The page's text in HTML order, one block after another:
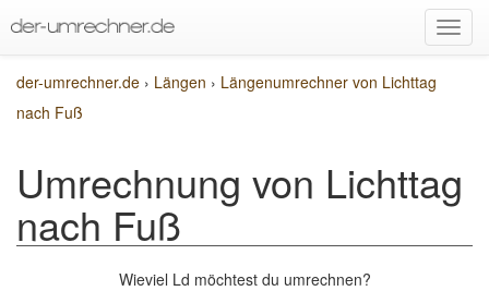
der-umrechner.de › Längen › Längenumrechner von Lichttag
nach Fuß
Umrechnung von Lichttag
nach Fuß
Wieviel Ld möchtest du umrechnen?